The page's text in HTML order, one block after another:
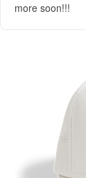
more soon!!!